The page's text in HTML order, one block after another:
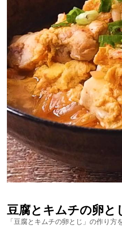
豆腐とキムチの卵と
「豆腐とキムチの卵とじ 」の作り方